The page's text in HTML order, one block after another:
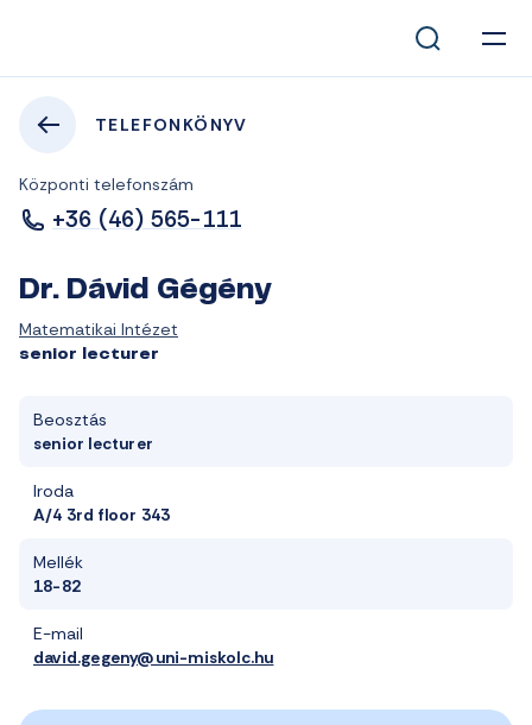
TELEFONKÖNYV
Központi telefonszám
+36 (46) 565-111
Dr. Dávid Gégény
Matematikai Intézet
senior lecturer
Beosztás
senior lecturer
Iroda
A/4 3rd floor 343
Mellék
18-82
E-mail
david.gegeny@uni-miskolc.hu